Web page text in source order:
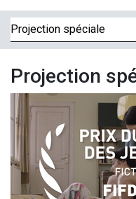
Filtres
Projection